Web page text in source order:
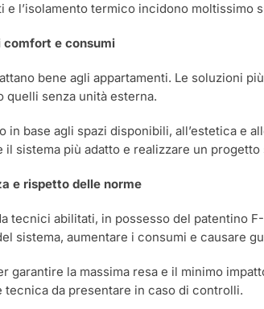
e l’isolamento termico incidono
comfort e consumi
bene agli appartamenti. Le soluzioni
quelli senza unità esterna.
base agli spazi disponibili, all’estetica e
sistema più adatto e realizzare un progetto
e rispetto delle norme
tecnici abilitati, in possesso del patentino
sistema, aumentare i consumi e causare
garantire la massima resa e il minimo
da presentare in caso di controlli.